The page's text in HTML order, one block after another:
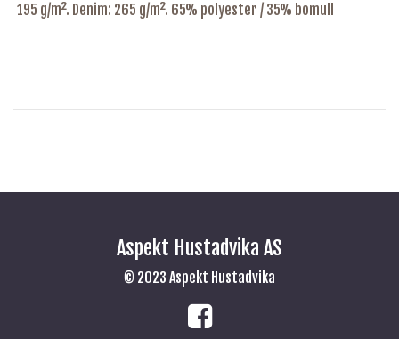
195 g/m². Denim: 265 g/m². 65% polyester / 35% bomull
Aspekt Hustadvika AS
© 2023 Aspekt Hustadvika